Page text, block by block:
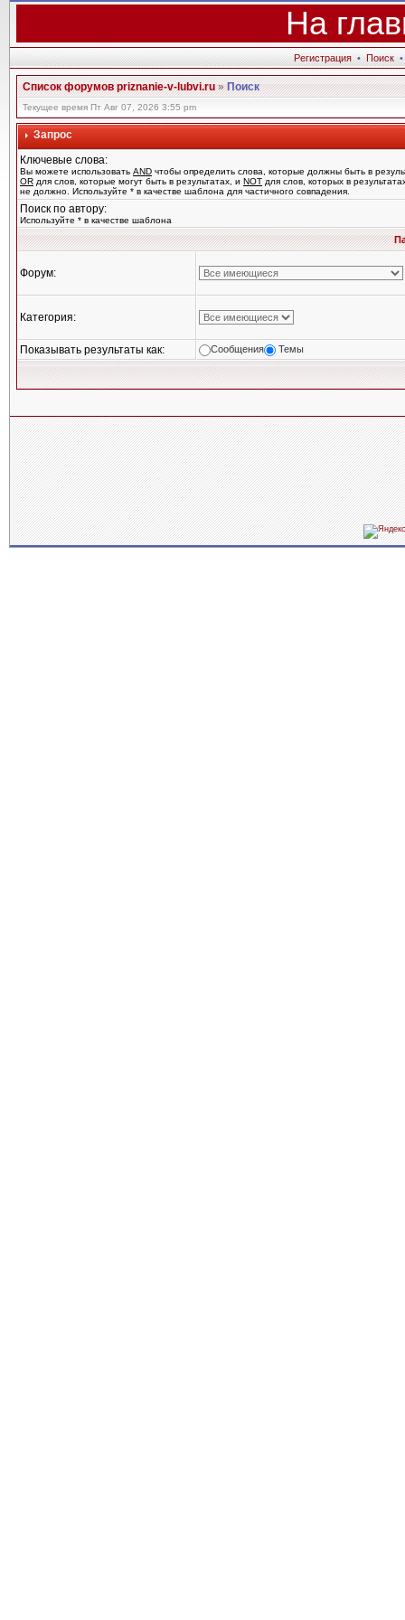
На
Регистрация • Поиск •
Список форумов priznanie-v-lubvi.ru»Поиск
Текущее время Пт Авг 07, 2026 3:55 pm
Запрос
Ключевые слова:
Вы можете использовать AND чтобы определить слова, которые должны быть в
OR для слов, которые могут быть в результатах, и NOT для слов, которых в
не должно. Используйте * в качестве шаблона для частичного совпадения.
Поиск по автору:
Используйте * в качестве шаблона
Форум:
Категория:
Показывать результаты как: Сообщения Темы